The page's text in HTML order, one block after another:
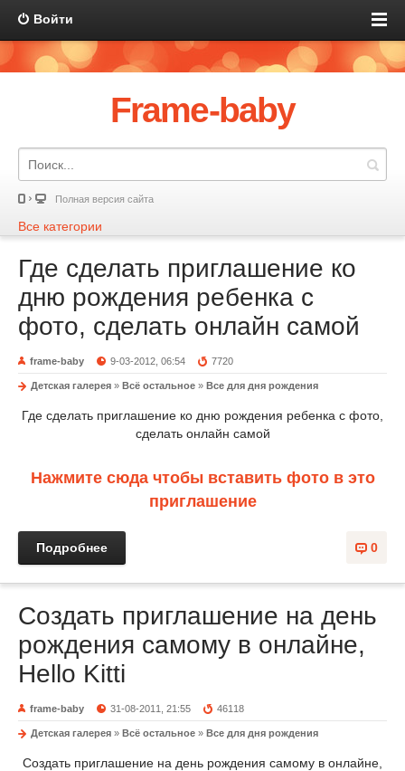
Войти
Frame-baby
Полная версия сайта
Все категории
Где сделать приглашение ко
дню рождения ребенка с
фото, сделать онлайн самой
frame-baby 9-03-2012, 06:54 7720
Детская галерея » Всё остальное » Все для дня рождения
Где сделать приглашение ко дню рождения ребенка с фото,
сделать онлайн самой
Нажмите сюда чтобы вставить фото в это
приглашение
0
Подробнее
Создать приглашение на день
рождения самому в онлайне,
Hello Kitti
frame-baby 31-08-2011, 21:55 46118
Детская галерея » Всё остальное » Все для дня рождения
Создать приглашение на день рождения самому в онлайне,